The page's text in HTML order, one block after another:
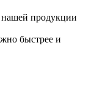
продукции
быстрее и